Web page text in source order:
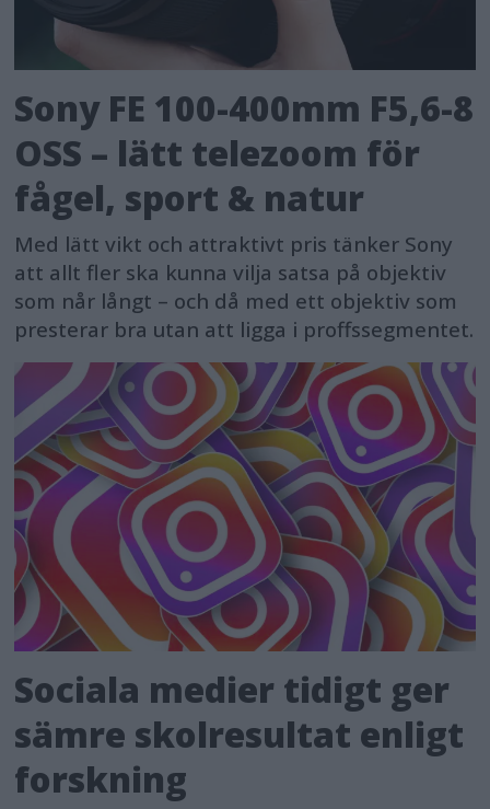
Sony FE 100-400mm F5,6-8
OSS – lätt telezoom för
fågel, sport & natur
Med lätt vikt och attraktivt pris tänker Sony
att allt fler ska kunna vilja satsa på objektiv
som når långt – och då med ett objektiv som
presterar bra utan att ligga i proffssegmentet.
Sociala medier tidigt ger
sämre skolresultat enligt
forskning